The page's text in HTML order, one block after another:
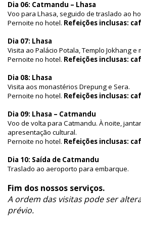
Dia 06: Catmandu – Lhasa
Voo para Lhasa, seguido de traslado ao
Pernoite no hotel. Refeições inclusas:
Dia 07: Lhasa
Visita ao Palácio Potala, Templo Jokhang
Pernoite no hotel. Refeições inclusas:
Dia 08: Lhasa
Visita aos monastérios Drepung e Sera.
Pernoite no hotel. Refeições inclusas:
Dia 09: Lhasa – Catmandu
Voo de volta para Catmandu. À noite,
apresentação cultural.
Pernoite no hotel. Refeições inclusas:
Dia 10: Saída de Catmandu
Traslado ao aeroporto para embarque.
Fim dos nossos serviços.
A ordem das visitas pode ser
prévio.